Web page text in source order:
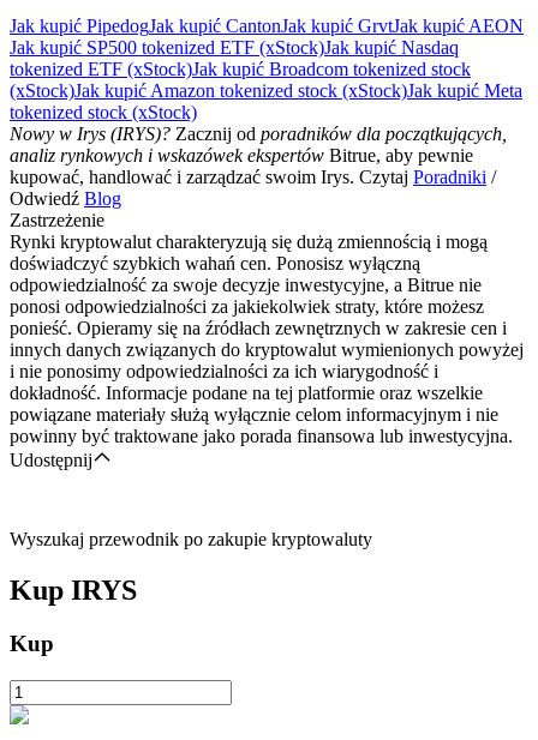
Jak kupić PipedogJak kupić CantonJak kupić GrvtJak kupić AEON
Jak kupić SP500 tokenized ETF (xStock)Jak kupić Nasdaq
tokenized ETF (xStock)Jak kupić Broadcom tokenized stock
(xStock)Jak kupić Amazon tokenized stock (xStock)Jak kupić Meta
tokenized stock (xStock)
Nowy w Irys (IRYS)? Zacznij od poradników dla początkujących,
analiz rynkowych i wskazówek ekspertów Bitrue, aby pewnie
kupować, handlować i zarządzać swoim Irys. Czytaj Poradniki /
Odwiedź Blog
Zastrzeżenie
Rynki kryptowalut charakteryzują się dużą zmiennością i mogą
doświadczyć szybkich wahań cen. Ponosisz wyłączną
odpowiedzialność za swoje decyzje inwestycyjne, a Bitrue nie
ponosi odpowiedzialności za jakiekolwiek straty, które możesz
ponieść. Opieramy się na źródłach zewnętrznych w zakresie cen i
innych danych związanych do kryptowalut wymienionych powyżej
i nie ponosimy odpowiedzialności za ich wiarygodność i
dokładność. Informacje podane na tej platformie oraz wszelkie
powiązane materiały służą wyłącznie celom informacyjnym i nie
powinny być traktowane jako porada finansowa lub inwestycyjna.
Udostępnij
Wyszukaj przewodnik po zakupie kryptowaluty
Kup IRYS
Kup